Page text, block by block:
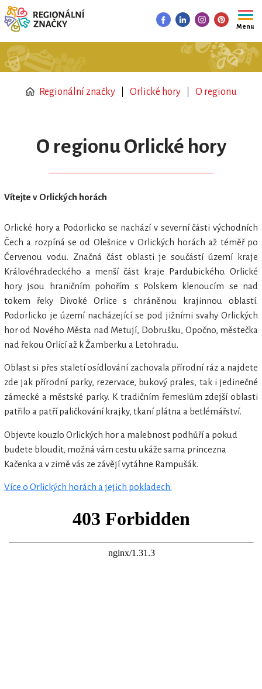
Menu
Regionální značky Orlické hory O regionu
O regionu Orlické hory
Vítejte v Orlických horách
Orlické hory a Podorlicko se nachází v severní části východních
Čech a rozpíná se od Olešnice v Orlických horách až téměř po
Červenou vodu. Značná část oblasti je součástí území kraje
Královéhradeckého a menší část kraje Pardubického. Orlické
hory jsou hraničním pohořím s Polskem klenoucím se nad
tokem řeky Divoké Orlice s chráněnou krajinnou oblastí.
Podorlicko je území nacházející se pod jižními svahy Orlických
hor od Nového Města nad Metují, Dobrušku, Opočno, městečka
nad řekou Orlicí až k Žamberku a Letohradu.
Oblast si přes staletí osídlování zachovala přírodní ráz a najdete
zde jak přírodní parky, rezervace, bukový prales, tak i jedinečné
zámecké a městské parky. K tradičním řemeslům zdejší oblasti
patřilo a patří paličkování krajky, tkaní plátna a betlémářství.
Objevte kouzlo Orlických hor a malebnost podhůří a pokud
budete bloudit, možná vám cestu ukáže sama princezna
Kačenka a v zimě vás ze závějí vytáhne Rampušák.
Více o Orlických horách a jejich pokladech.